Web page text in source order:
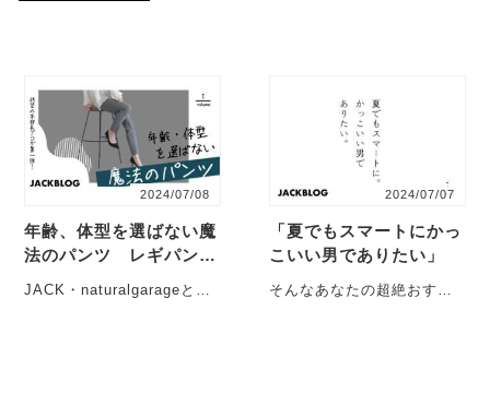
2024/07/08
年齢、体型を選ばない魔
法のパンツ レギパン
JACK・naturalgarageと
2024/07/07
「夏でもスマートにかっ
こいい男でありたい」
そんなあなたの超絶おすす